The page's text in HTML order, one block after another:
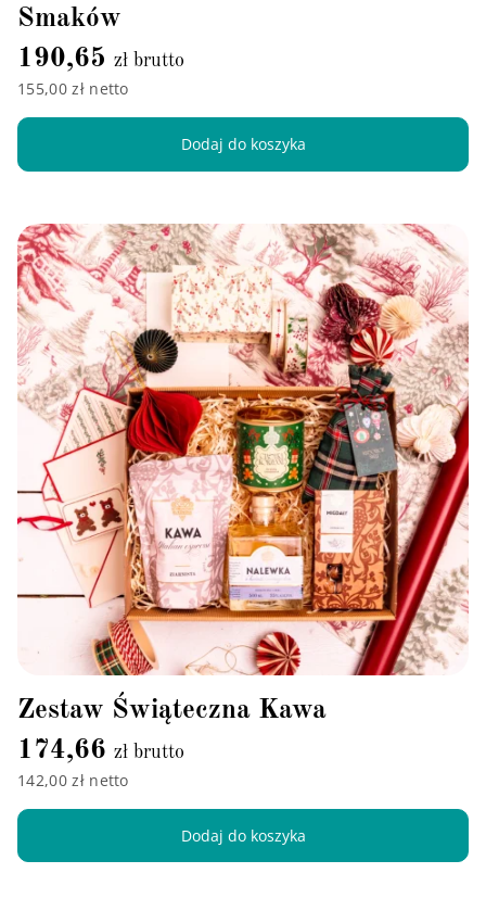
Smaków
190,65 zł brutto
155,00 zł netto
Dodaj do koszyka
Zestaw Świąteczna Kawa
174,66 zł brutto
142,00 zł netto
Dodaj do koszyka